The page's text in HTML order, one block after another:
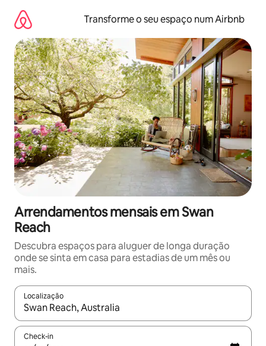
para
conteúdo
Transforme o seu espaço num Airbnb
Arrendamentos mensais em Swan
Reach
Descubra espaços para aluguer de longa duração
onde se sinta em casa para estadias de um mês ou
mais.
Localização
Quando os resultados estiverem disponíveis, navegue com
Check-in